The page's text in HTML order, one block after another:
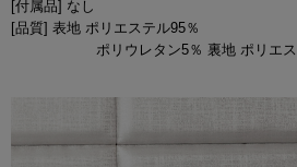
[付属品] なし
[品質] 表地 ポリエステル95％
ポリウレタン5％ 裏地 ポリエス